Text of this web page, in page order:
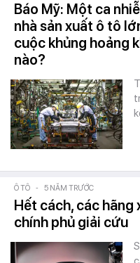
Báo Mỹ: Một ca
nhà sản xuất ô tô
cuộc khủng hoảng
nào?
Ô TÔ - 5 NĂM TRƯỚC
Hết cách, các hãng
chính phủ giải cứu